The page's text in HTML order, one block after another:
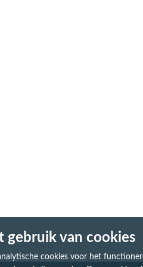
gebruik van cookies
cookies voor het